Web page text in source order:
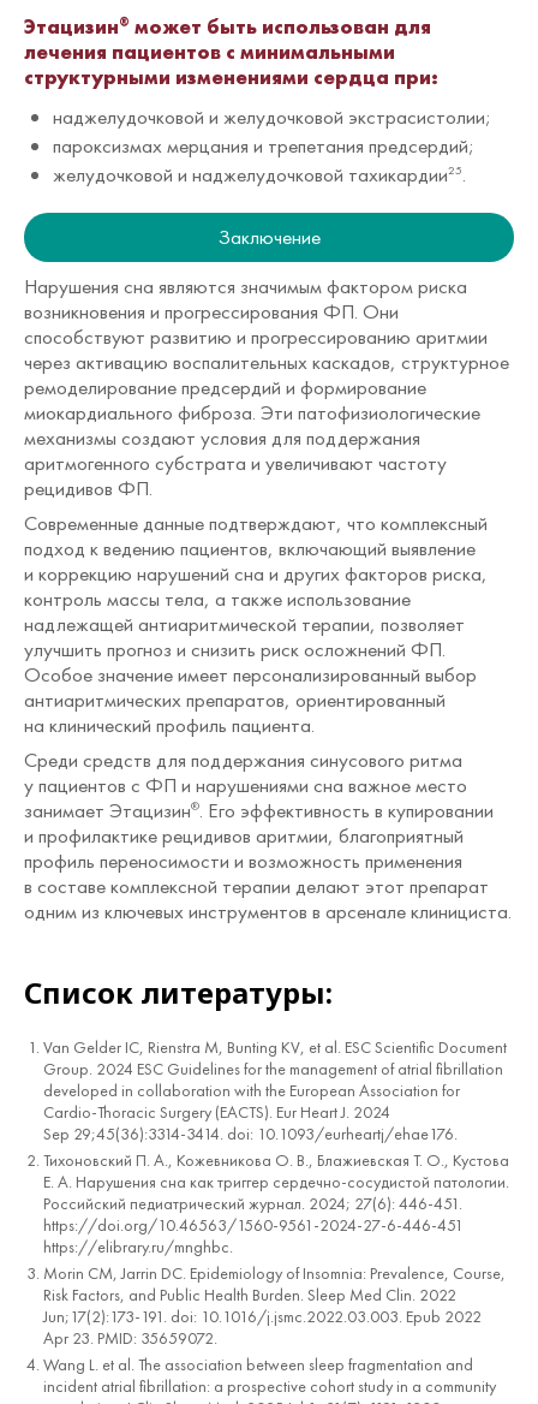
Этацизин® может быть использован для
лечения пациентов c минимальными
структурными изменениями сердца при:
наджелудочковой и желудочковой экстрасистолии;
пароксизмах мерцания и трепетания предсердий;
желудочковой и наджелудочковой тахикардии25.
Заключение
Нарушения сна являются значимым фактором риска
возникновения и прогрессирования ФП. Они
способствуют развитию и прогрессированию аритмии
через активацию воспалительных каскадов, структурное
ремоделирование предсердий и формирование
миокардиального фиброза. Эти патофизиологические
механизмы создают условия для поддержания
аритмогенного субстрата и увеличивают частоту
рецидивов ФП.
Современные данные подтверждают, что комплексный
подход к ведению пациентов, включающий выявление
и коррекцию нарушений сна и других факторов риска,
контроль массы тела, а также использование
надлежащей антиаритмической терапии, позволяет
улучшить прогноз и снизить риск осложнений ФП.
Особое значение имеет персонализированный выбор
антиаритмических препаратов, ориентированный
на клинический профиль пациента.
Среди средств для поддержания синусового ритма
у пациентов с ФП и нарушениями сна важное место
занимает Этацизин®. Его эффективность в купировании
и профилактике рецидивов аритмии, благоприятный
профиль переносимости и возможность применения
в составе комплексной терапии делают этот препарат
одним из ключевых инструментов в арсенале клинициста.
Список литературы:
Van Gelder IC, Rienstra M, Bunting KV, et al. ESC Scientific Document
Group. 2024 ESC Guidelines for the management of atrial fibrillation
developed in collaboration with the European Association for
Cardio-Thoracic Surgery (EACTS). Eur Heart J. 2024
Sep 29;45(36):3314-3414. doi: 10.1093/eurheartj/ehae176.
Тихоновский П. А., Кожевникова О. В., Блажиевская Т. О., Кустова
Е. А. Нарушения сна как триггер сердечно-сосудистой патологии.
Российский педиатрический журнал. 2024; 27(6): 446-451.
https://doi.org/10.46563/1560-9561-2024-27-6-446-451
https://elibrary.ru/mnghbc.
Morin CM, Jarrin DC. Epidemiology of Insomnia: Prevalence, Course,
Risk Factors, and Public Health Burden. Sleep Med Clin. 2022
Jun;17(2):173-191. doi: 10.1016/j.jsmc.2022.03.003. Epub 2022
Apr 23. PMID: 35659072.
Wang L. et al. The association between sleep fragmentation and
incident atrial fibrillation: a prospective cohort study in a community